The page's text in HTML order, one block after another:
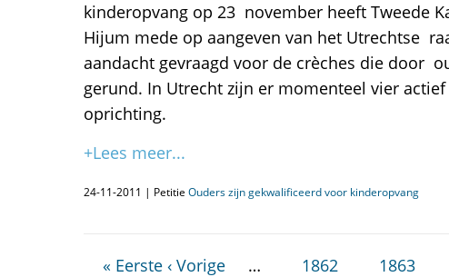
kinderopvang op 23 november heeft Tweede
Hijum mede op aangeven van het Utrechtse
aandacht gevraagd voor de crèches die door
gerund. In Utrecht zijn er momenteel vier
oprichting.
+Lees meer...
24-11-2011 | Petitie Ouders zijn gekwalificeerd voor kinderopvang
« Eerste ‹ Vorige … 1862 1863